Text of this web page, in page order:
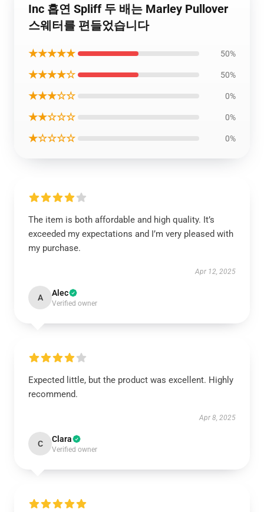
Inc 흡연 Spliff 두 배는 Marley Pullover
스웨터를 편들었습니다
★★★★★ 50%
★★★★☆ 50%
★★★☆☆ 0%
★★☆☆☆ 0%
★☆☆☆☆ 0%
The item is both affordable and high quality. It’s
exceeded my expectations and I’m very pleased with
my purchase.
Apr 12, 2025
A Alec
Verified owner
Expected little, but the product was excellent. Highly
recommend.
Apr 8, 2025
C Clara
Verified owner